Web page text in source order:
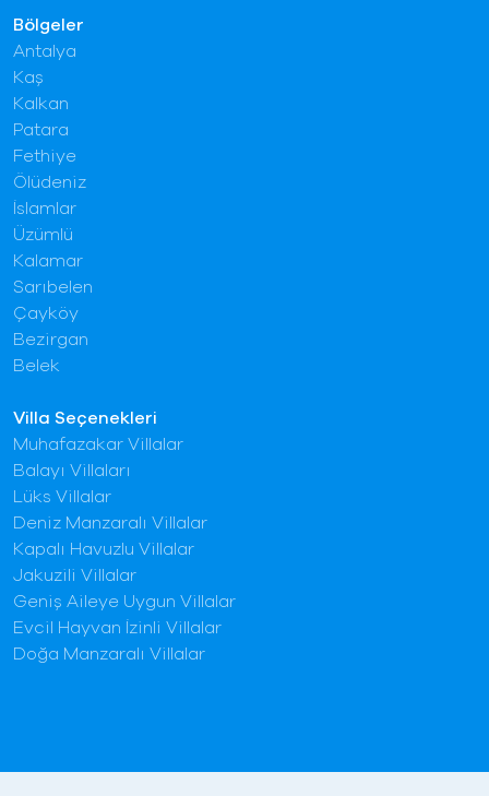
Villa Seçenekleri
Muhafazakar Villalar
Balayı Villaları
Lüks Villalar
Deniz Manzaralı Villalar
Kapalı Havuzlu Villalar
Jakuzili Villalar
Geniş Aileye Uygun Villalar
Evcil Hayvan İzinli Villalar
Doğa Manzaralı Villalar
Bölgeler
Antalya
Kaş
Kalkan
Patara
Fethiye
Ölüdeniz
İslamlar
Üzümlü
Kalamar
Sarıbelen
Çayköy
Bezirgan
Belek